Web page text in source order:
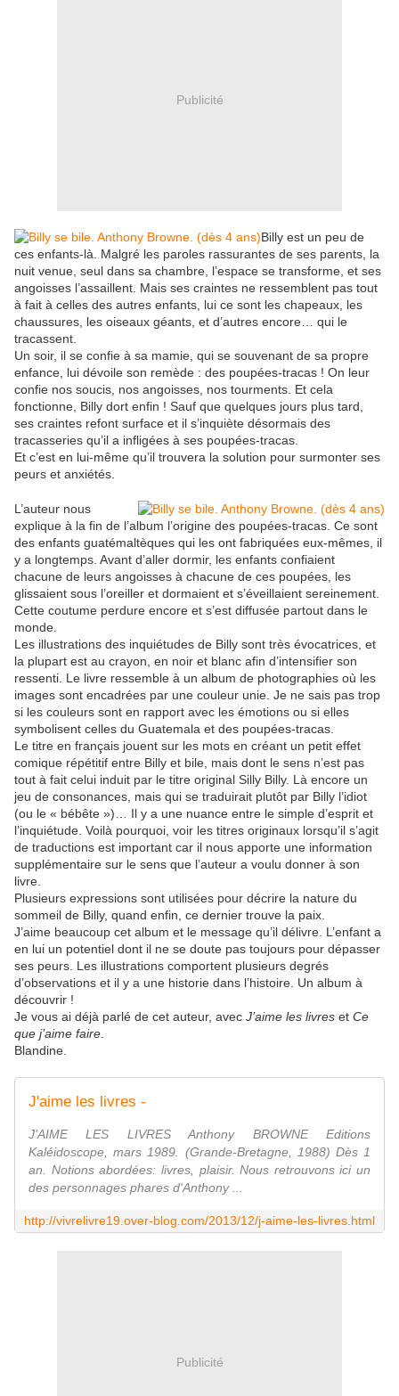
Publicité
Billy est un peu de
ces enfants-là. Malgré les paroles rassurantes de ses parents, la
nuit venue, seul dans sa chambre, l’espace se transforme, et ses
angoisses l’assaillent. Mais ses craintes ne ressemblent pas tout
à fait à celles des autres enfants, lui ce sont les chapeaux, les
chaussures, les oiseaux géants, et d’autres encore… qui le
tracassent.
Un soir, il se confie à sa mamie, qui se souvenant de sa propre
enfance, lui dévoile son remède : des poupées-tracas ! On leur
confie nos soucis, nos angoisses, nos tourments. Et cela
fonctionne, Billy dort enfin ! Sauf que quelques jours plus tard,
ses craintes refont surface et il s’inquiète désormais des
tracasseries qu’il a infligées à ses poupées-tracas.
Et c’est en lui-même qu’il trouvera la solution pour surmonter ses
peurs et anxiétés.
L’auteur nous
explique à la fin de l’album l’origine des poupées-tracas. Ce sont
des enfants guatémaltèques qui les ont fabriquées eux-mêmes, il
y a longtemps. Avant d’aller dormir, les enfants confiaient
chacune de leurs angoisses à chacune de ces poupées, les
glissaient sous l’oreiller et dormaient et s’éveillaient sereinement.
Cette coutume perdure encore et s’est diffusée partout dans le
monde.
Les illustrations des inquiétudes de Billy sont très évocatrices, et
la plupart est au crayon, en noir et blanc afin d’intensifier son
ressenti. Le livre ressemble à un album de photographies où les
images sont encadrées par une couleur unie. Je ne sais pas trop
si les couleurs sont en rapport avec les émotions ou si elles
symbolisent celles du Guatemala et des poupées-tracas.
Le titre en français jouent sur les mots en créant un petit effet
comique répétitif entre Billy et bile, mais dont le sens n’est pas
tout à fait celui induit par le titre original Silly Billy. Là encore un
jeu de consonances, mais qui se traduirait plutôt par Billy l’idiot
(ou le « bébête »)… Il y a une nuance entre le simple d’esprit et
l’inquiétude. Voilà pourquoi, voir les titres originaux lorsqu’il s’agit
de traductions est important car il nous apporte une information
supplémentaire sur le sens que l’auteur a voulu donner à son
livre.
Plusieurs expressions sont utilisées pour décrire la nature du
sommeil de Billy, quand enfin, ce dernier trouve la paix.
J’aime beaucoup cet album et le message qu’il délivre. L’enfant a
en lui un potentiel dont il ne se doute pas toujours pour dépasser
ses peurs. Les illustrations comportent plusieurs degrés
d’observations et il y a une historie dans l’histoire. Un album à
découvrir !
Je vous ai déjà parlé de cet auteur, avec J’aime les livres et Ce
que j’aime faire
Blandine.
J'aime les livres -
J'AIME LES LIVRES Anthony BROWNE Editions
Kaléidoscope, mars 1989. (Grande-Bretagne, 1988) Dès 1
an. Notions abordées: livres, plaisir. Nous retrouvons ici un
des personnages phares d'Anthony ...
http://vivrelivre19.over-blog.com/2013/12/j-aime-les-livres.html
Publicité